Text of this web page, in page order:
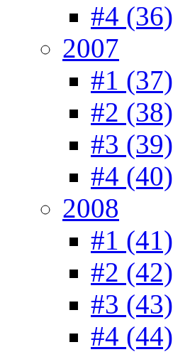
#4 (36)
2007
#1 (37)
#2 (38)
#3 (39)
#4 (40)
2008
#1 (41)
#2 (42)
#3 (43)
#4 (44)